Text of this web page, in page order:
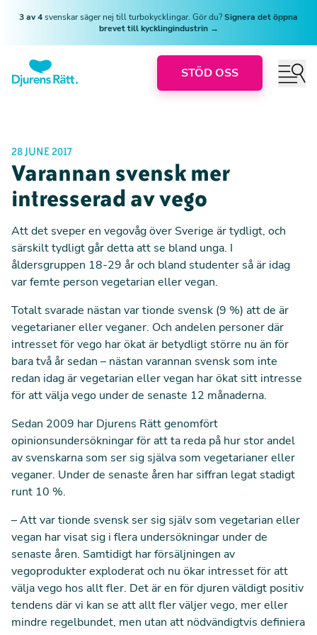
3 av 4svenskar säger nej till turbokycklingar. Gör du?Signera det öppna
brevet till kycklingindustrin →
STÖD OSS
28 JUNE 2017
Varannan svensk mer
intresserad av vego
Att det sveper en vegovåg över Sverige är tydligt, och
särskilt tydligt går detta att se bland unga. I
åldersgruppen 18-29 år och bland studenter så är idag
var femte person vegetarian eller vegan.
Totalt svarade nästan var tionde svensk (9 %) att de är
vegetarianer eller veganer. Och andelen personer där
intresset för vego har ökat är betydligt större nu än för
bara två år sedan – nästan varannan svensk som inte
redan idag är vegetarian eller vegan har ökat sitt intresse
för att välja vego under de senaste 12 månaderna.
Sedan 2009 har Djurens Rätt genomfört
opinionsundersökningar för att ta reda på hur stor andel
av svenskarna som ser sig själva som vegetarianer eller
veganer. Under de senaste åren har siffran legat stadigt
runt 10 %.
– Att var tionde svensk ser sig själv som vegetarian eller
vegan har visat sig i flera undersökningar under de
senaste åren. Samtidigt har försäljningen av
vegoprodukter exploderat och nu ökar intresset för att
välja vego hos allt fler. Det är en för djuren väldigt positiv
tendens där vi kan se att allt fler väljer vego, mer eller
mindre regelbundet, men utan att nödvändigtvis definiera